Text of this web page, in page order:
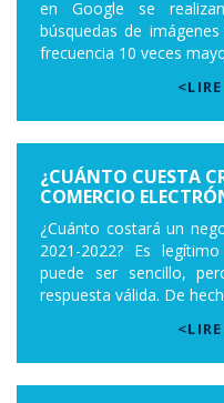
en Google se
búsquedas de
frecuencia 10 veces
¿CUÁNTO CUESTA
COMERCIO
¿Cuánto costará un
2021-2022? Es
puede ser sencillo,
respuesta válida. De